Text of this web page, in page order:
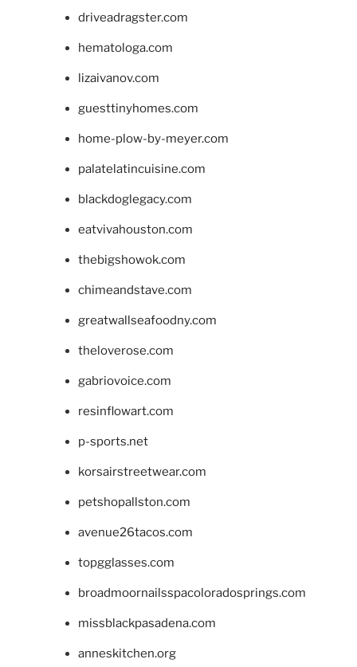
driveadragster.com
hematologa.com
lizaivanov.com
guesttinyhomes.com
home-plow-by-meyer.com
palatelatincuisine.com
blackdoglegacy.com
eatvivahouston.com
thebigshowok.com
chimeandstave.com
greatwallseafoodny.com
theloverose.com
gabriovoice.com
resinflowart.com
p-sports.net
korsairstreetwear.com
petshopallston.com
avenue26tacos.com
topgglasses.com
broadmoornailsspacoloradosprings.com
missblackpasadena.com
anneskitchen.org